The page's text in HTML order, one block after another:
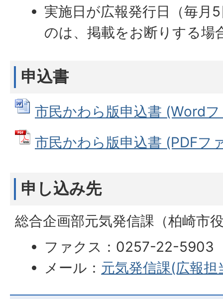
実施日が広報発行日（毎月
のは、掲載をお断りする場
申込書
市民かわら版申込書 (Word
市民かわら版申込書 (PDFフ
申し込み先
総合企画部元気発信課（柏崎市
ファクス：0257-22-5903
メール： 元気発信課(広報